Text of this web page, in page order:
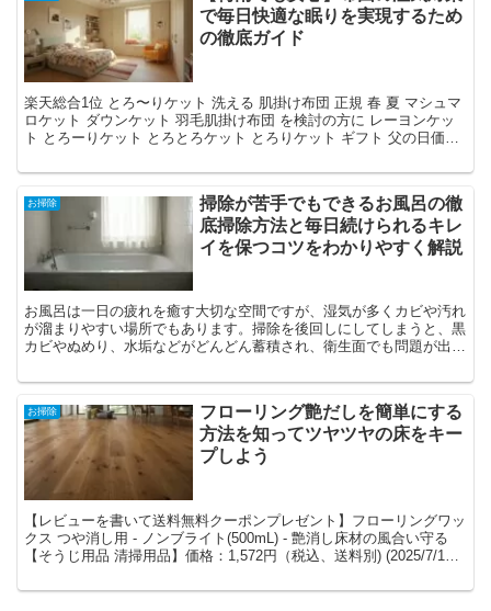
で毎日快適な眠りを実現するため
の徹底ガイド
楽天総合1位 とろ〜りケット 洗える 肌掛け布団 正規 春 夏 マシュマ
ロケット ダウンケット 羽毛肌掛け布団 を検討の方に レーヨンケッ
ト とろーりケット とろとろケット とろりケット ギフト 父の日価
お掃除
掃除が苦手でもできるお風呂の徹
底掃除方法と毎日続けられるキレ
イを保つコツをわかりやすく解説
お風呂は一日の疲れを癒す大切な空間ですが、湿気が多くカビや汚れ
が溜まりやすい場所でもあります。掃除を後回しにしてしまうと、黒
カビやぬめり、水垢などがどんどん蓄積され、衛生面でも問題が出て
お掃除
フローリング艶だしを簡単にする
方法を知ってツヤツヤの床をキー
プしよう
【レビューを書いて送料無料クーポンプレゼント】フローリングワッ
クス つや消し用 - ノンブライト(500mL) - 艶消し床材の風合い守る
【そうじ用品 清掃用品】価格：1,572円（税込、送料別) (2025/7/13